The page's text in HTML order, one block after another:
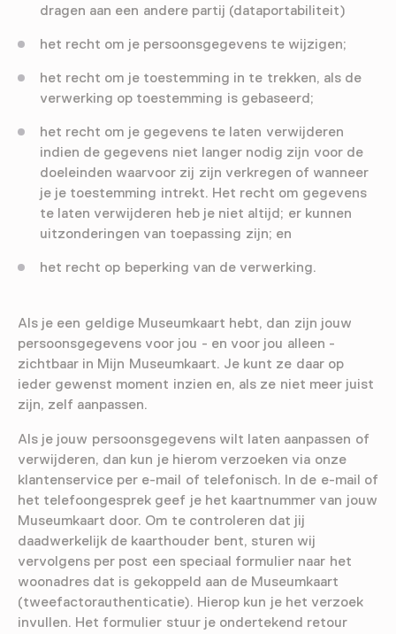
dragen aan een andere partij (dataportabiliteit)
het recht om je persoonsgegevens te wijzigen;
het recht om je toestemming in te trekken, als de
verwerking op toestemming is gebaseerd;
het recht om je gegevens te laten verwijderen
indien de gegevens niet langer nodig zijn voor de
doeleinden waarvoor zij zijn verkregen of wanneer
je je toestemming intrekt. Het recht om gegevens
te laten verwijderen heb je niet altijd; er kunnen
uitzonderingen van toepassing zijn; en
het recht op beperking van de verwerking.
Als je een geldige Museumkaart hebt, dan zijn jouw
persoonsgegevens voor jou - en voor jou alleen -
zichtbaar in Mijn Museumkaart. Je kunt ze daar op
ieder gewenst moment inzien en, als ze niet meer juist
zijn, zelf aanpassen.
Als je jouw persoonsgegevens wilt laten aanpassen of
verwijderen, dan kun je hierom verzoeken via onze
klantenservice per e-mail of telefonisch. In de e-mail of
het telefoongesprek geef je het kaartnummer van jouw
Museumkaart door. Om te controleren dat jij
daadwerkelijk de kaarthouder bent, sturen wij
vervolgens per post een speciaal formulier naar het
woonadres dat is gekoppeld aan de Museumkaart
(tweefactorauthenticatie). Hierop kun je het verzoek
invullen. Het formulier stuur je ondertekend retour